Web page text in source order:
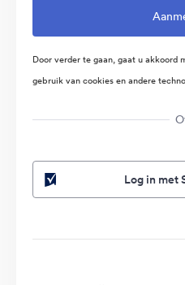
Door verder te gaan, gaat u akkoord
gebruik van cookies en andere
Log in met